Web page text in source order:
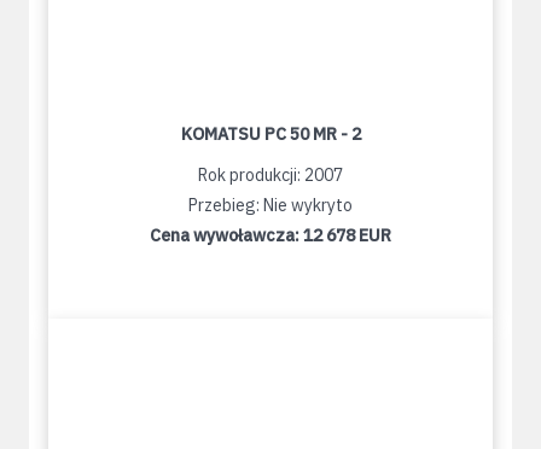
KOMATSU PC 50 MR - 2
Rok produkcji: 2007
Przebieg: Nie wykryto
Cena wywoławcza:12 678 EUR